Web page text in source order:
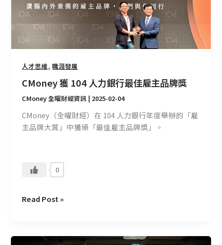
人才思維,職涯發展
CMoney 獲 104 人力銀行最佳雇主品牌獎
CMoney 全曜財經資訊 | 2025-02-04
CMoney（全曜財經）在 104 人力銀行年度舉辦的「雇
主品牌大賞」中獲頒「最佳雇主品牌獎」。
0
銀
行
最
佳
雇
主
牌
獎
Read Post »